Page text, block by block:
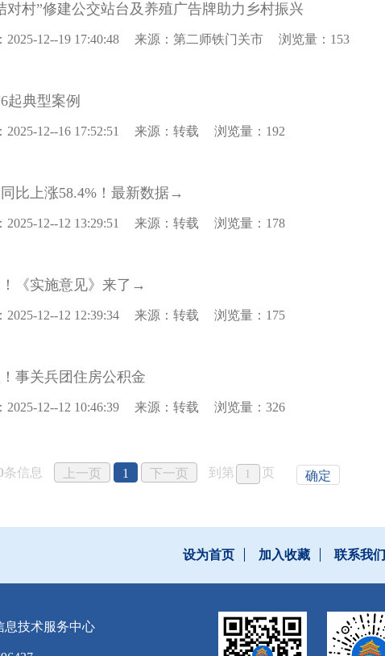
对村”修建公交站台及养殖广告牌助力乡村振兴
2025-12--19 17:40:48 来源：第二师铁门关市 浏览量：153
起典型案例
12--16 17:52:51 来源：转载 浏览量：192
比上涨58.4%！最新数据→
12--12 13:29:51 来源：转载 浏览量：178
《实施意见》来了→
2025-12--12 12:39:34 来源：转载 浏览量：175
事关兵团住房公积金
2025-12--12 10:46:39 来源：转载 浏览量：326
条信息 上一页 1 下一页 到第 页 确定
设为首页 加入收藏 联系我们
息技术服务中心